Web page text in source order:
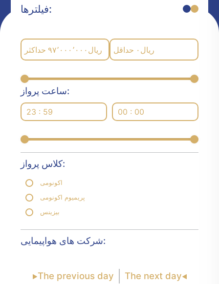
فیلترها:
حداکثر ۹۷٬۰۰۰٬۰۰۰ ریال حداقل ۰ ریال
ساعت پرواز:
23 : 59 00 : 00
کلاس پرواز:
اکونومی
پریمیوم اکونومی
بیزینس
شرکت های هواپیمایی:
The previous day The next day